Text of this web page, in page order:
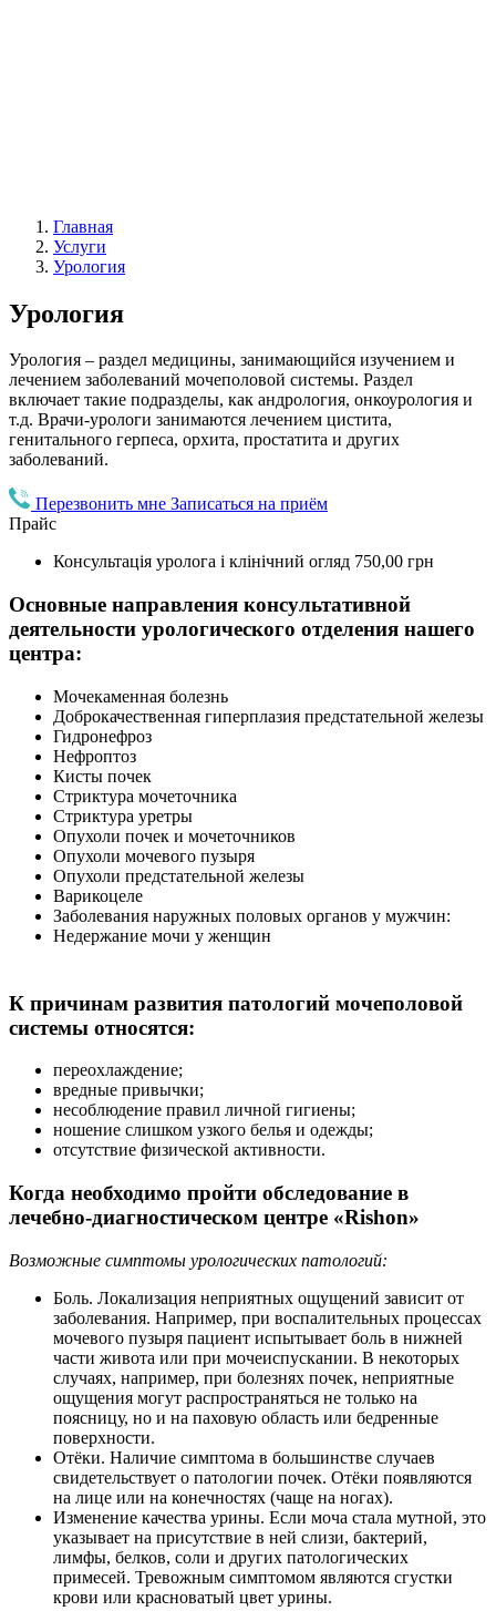
Главная
Услуги
Урология
Урология
Урология – раздел медицины, занимающийся изучением и
лечением заболеваний мочеполовой системы. Раздел
включает такие подразделы, как андрология, онкоурология и
т.д. Врачи-урологи занимаются лечением цистита,
генитального герпеса, орхита, простатита и других
заболеваний.
Перезвонить мне Записаться на приём
Прайс
Консультація уролога і клінічний огляд 750,00 грн
Основные направления консультативной
деятельности урологического отделения нашего
центра:
Мочекаменная болезнь
Доброкачественная гиперплазия предстательной железы
Гидронефроз
Нефроптоз
Кисты почек
Стриктура мочеточника
Стриктура уретры
Опухоли почек и мочеточников
Опухоли мочевого пузыря
Опухоли предстательной железы
Варикоцеле
Заболевания наружных половых органов у мужчин:
Недержание мочи у женщин
К причинам развития патологий мочеполовой
системы относятся:
переохлаждение;
вредные привычки;
несоблюдение правил личной гигиены;
ношение слишком узкого белья и одежды;
отсутствие физической активности.
Когда необходимо пройти обследование в
лечебно-диагностическом центре «Rishon»
Возможные симптомы урологических патологий:
Боль. Локализация неприятных ощущений зависит от
заболевания. Например, при воспалительных процессах
мочевого пузыря пациент испытывает боль в нижней
части живота или при мочеиспускании. В некоторых
случаях, например, при болезнях почек, неприятные
ощущения могут распространяться не только на
поясницу, но и на паховую область или бедренные
поверхности.
Отёки. Наличие симптома в большинстве случаев
свидетельствует о патологии почек. Отёки появляются
на лице или на конечностях (чаще на ногах).
Изменение качества урины. Если моча стала мутной, это
указывает на присутствие в ней слизи, бактерий,
лимфы, белков, соли и других патологических
примесей. Тревожным симптомом являются сгустки
крови или красноватый цвет урины.